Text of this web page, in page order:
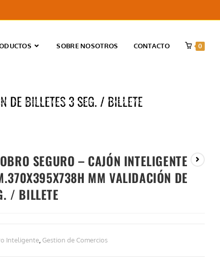
SOBRE NOSOTROS CONTACTO 0
DE BILLETES 3 SEG. / BILLETE
INTELIGENTE CASHDRO3 DIM.370X395X738H MM VALIDACIÓN DE
SEGURO – CAJÓN INTELIGENTE
MM VALIDACIÓN DE
/ BILLETE
Inteligente, Gestion de Comercios